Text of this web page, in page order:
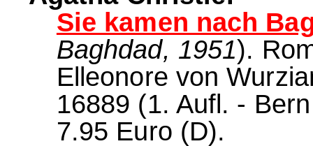
Sie kamen nach
Baghdad, 1951).
Elleonore von
16889 (1. Aufl. -
7.95 Euro (D).